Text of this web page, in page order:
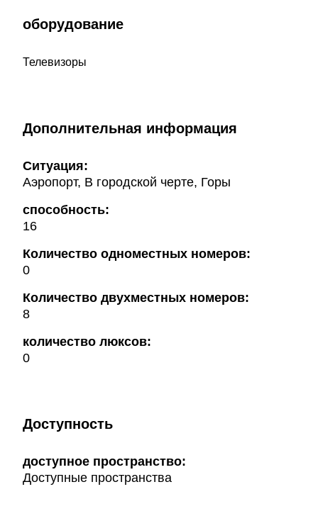
оборудование
Телевизоры
Дополнительная информация
Ситуация:
Аэропорт, В городской черте, Горы
способность:
16
Количество одноместных номеров:
0
Количество двухместных номеров:
8
количество люксов:
0
Доступность
доступное пространство:
Доступные пространства